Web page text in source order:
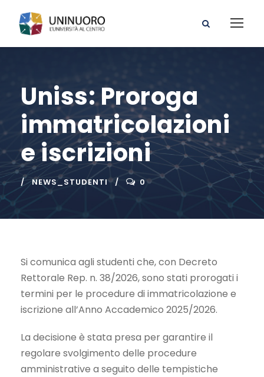
Uniss: Proroga
immatricolazioni
e iscrizioni
NEWS_STUDENTI 0
Si comunica agli studenti che, con Decreto
Rettorale Rep. n. 38/2026, sono stati prorogati i
termini per le procedure di immatricolazione e
iscrizione all’Anno Accademico 2025/2026.
La decisione è stata presa per garantire il
regolare svolgimento delle procedure
amministrative a seguito delle tempistiche